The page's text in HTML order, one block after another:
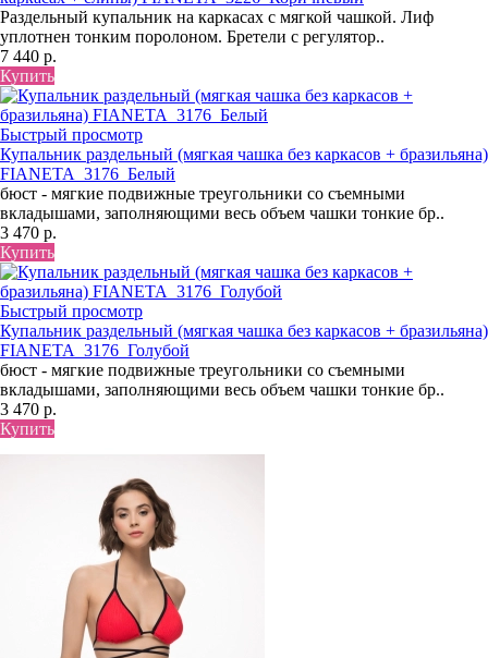
Раздельный купальник на каркасах с мягкой чашкой. Лиф
уплотнен тонким поролоном. Бретели с регулятор..
7 440 р.
Купить
Быстрый просмотр
Купальник раздельный (мягкая чашка без каркасов + бразильяна)
FIANETA_3176_Белый
бюст - мягкие подвижные треугольники со съемными
вкладышами, заполняющими весь объем чашки тонкие бр..
3 470 р.
Купить
Быстрый просмотр
Купальник раздельный (мягкая чашка без каркасов + бразильяна)
FIANETA_3176_Голубой
бюст - мягкие подвижные треугольники со съемными
вкладышами, заполняющими весь объем чашки тонкие бр..
3 470 р.
Купить